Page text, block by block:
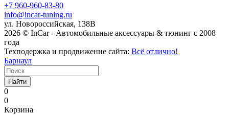
+7 960-960-83-80
info@incar-tuning.ru
ул. Новороссийская, 138В
2026 © InCar - Автомобильные аксессуары & тюнинг с 2008
года
Техподержка и продвижение сайта: Всё отлично!
Барнаул
Найти
0
0
Корзина